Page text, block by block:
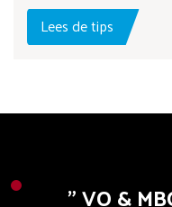
Lees de tips
VO &